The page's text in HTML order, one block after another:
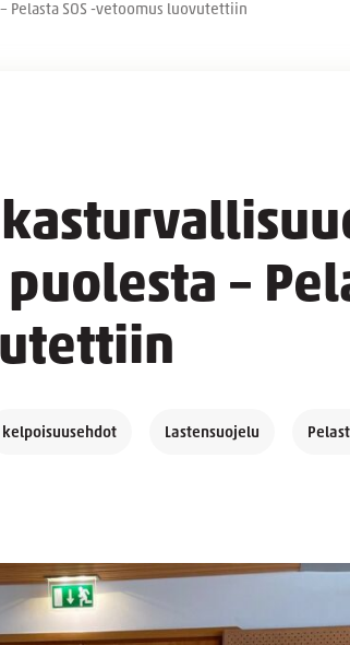
Pelasta SOS -vetoomus luovutettiin
–
kelpoisuusehdot Lastensuojelu